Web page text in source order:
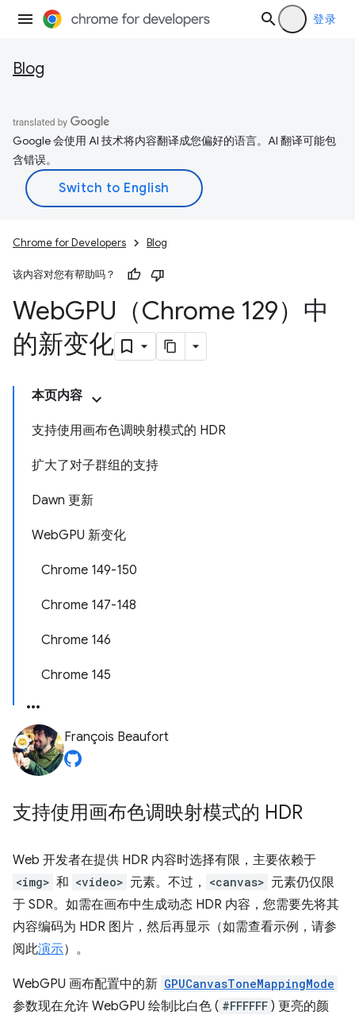
登录
Blog
Google 会使用 AI 技术将内容翻译成您偏好的语言。AI 翻译可能包
含错误。
Chrome for Developers Blog
该内容对您有帮助吗？
WebGPU（Chrome 129）中
的新变化
本页内容
支持使用画布色调映射模式的 HDR
扩大了对子群组的支持
Dawn 更新
WebGPU 新变化
Chrome 149-150
Chrome 147-148
Chrome 146
Chrome 145
François Beaufort
支持使用画布色调映射模式的 HDR
Web 开发者在提供 HDR 内容时选择有限，主要依赖于
<img> 和 <video> 元素。不过， <canvas> 元素仍仅限
于 SDR。如需在画布中生成动态 HDR 内容，您需要先将其
内容编码为 HDR 图片，然后再显示（如需查看示例，请参
阅此演示）。
WebGPU 画布配置中的新 GPUCanvasToneMappingMode
参数现在允许 WebGPU 绘制比白色 ( #FFFFFF ) 更亮的颜